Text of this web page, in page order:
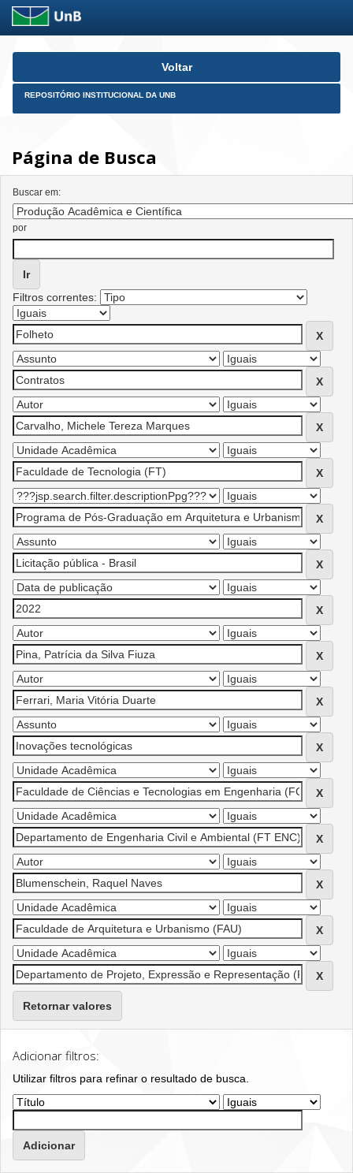
Skip
Voltar
REPOSITÓRIO INSTITUCIONAL DA UNB
Página de Busca
Buscar em:
por
Filtros correntes:
Retornar valores
Adicionar filtros:
Utilizar filtros para refinar o resultado de busca.